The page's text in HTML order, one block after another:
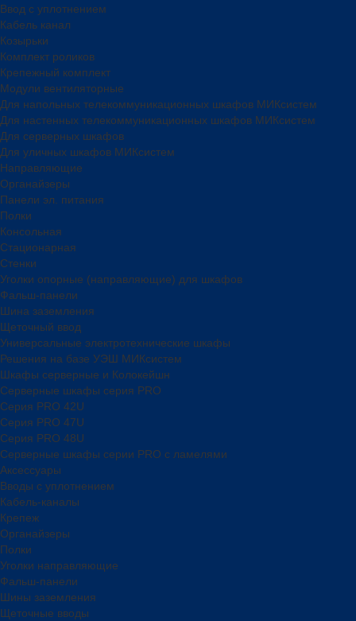
Ввод с уплотнением
Кабель канал
Козырьки
Комплект роликов
Крепежный комплект
Модули вентиляторные
Для напольных телекоммуникационных шкафов МИКсистем
Для настенных телекоммуникационных шкафов МИКсистем
Для серверных шкафов
Для уличных шкафов МИКсистем
Направляющие
Органайзеры
Панели эл. питания
Полки
Консольная
Стационарная
Стенки
Уголки опорные (направляющие) для шкафов
Фальш-панели
Шина заземления
Щеточный ввод
Универсальные электротехнические шкафы
Решения на базе УЭШ МИКсистем
Шкафы серверные и Колокейшн
Серверные шкафы серия PRO
Серия PRO 42U
Серия PRO 47U
Серия PRO 48U
Серверные шкафы серии PRO с ламелями
Аксессуары
Вводы с уплотнением
Кабель-каналы
Крепеж
Органайзеры
Полки
Уголки направляющие
Фальш-панели
Шины заземления
Щеточные вводы